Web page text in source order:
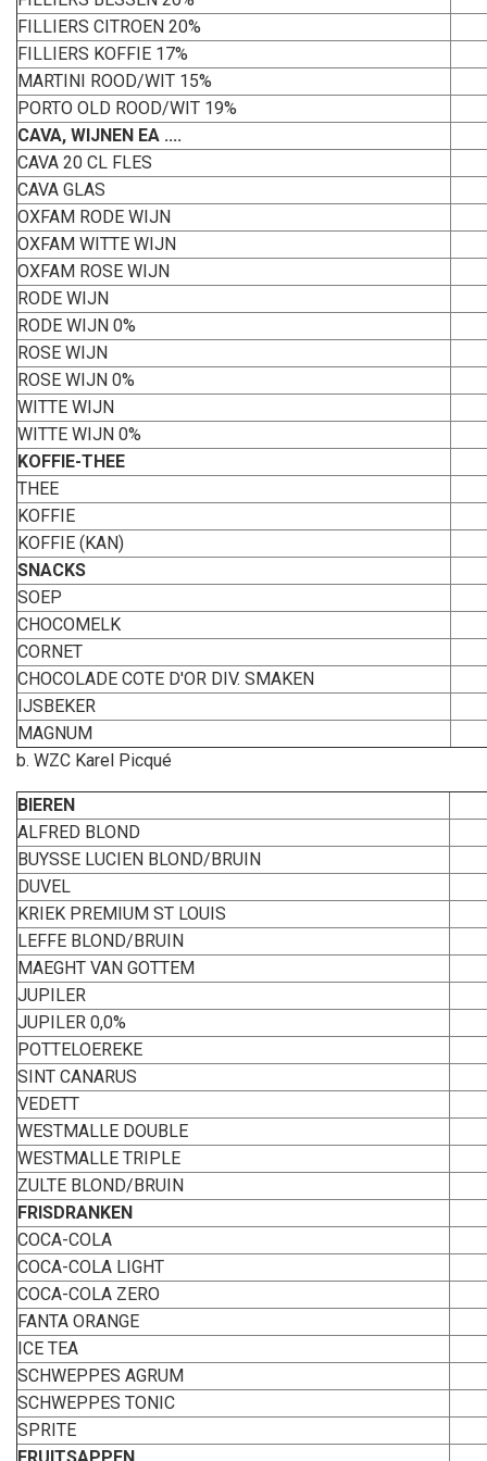
FILLIERS CITROEN 20%
FILLIERS KOFFIE 17%
MARTINI ROOD/WIT 15%
PORTO OLD ROOD/WIT 19%
CAVA, WIJNEN EA ....
CAVA 20 CL FLES
CAVA GLAS
OXFAM RODE WIJN
OXFAM WITTE WIJN
OXFAM ROSE WIJN
RODE WIJN
RODE WIJN 0%
ROSE WIJN
ROSE WIJN 0%
WITTE WIJN
WITTE WIJN 0%
KOFFIE-THEE
THEE
KOFFIE
KOFFIE (KAN)
SNACKS
SOEP
CHOCOMELK
CORNET
CHOCOLADE COTE D'OR DIV. SMAKEN
IJSBEKER
MAGNUM
b. WZC Karel Picqué
BIEREN
ALFRED BLOND
BUYSSE LUCIEN BLOND/BRUIN
DUVEL
KRIEK PREMIUM ST LOUIS
LEFFE BLOND/BRUIN
MAEGHT VAN GOTTEM
JUPILER
JUPILER 0,0%
POTTELOEREKE
SINT CANARUS
VEDETT
WESTMALLE DOUBLE
WESTMALLE TRIPLE
ZULTE BLOND/BRUIN
FRISDRANKEN
COCA-COLA
COCA-COLA LIGHT
COCA-COLA ZERO
FANTA ORANGE
ICE TEA
SCHWEPPES AGRUM
SCHWEPPES TONIC
SPRITE